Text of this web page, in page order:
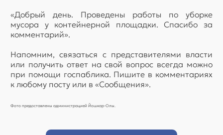
«Добрый день. Проведены работы по уборке
мусора у контейнерной площадки. Спасибо за
комментарий».
Напомним, связаться с представителями власти
или получить ответ на свой вопрос всегда можно
при помощи госпаблика. Пишите в комментариях
к любому посту или в «Сообщения».
Фото предоставлены администрацией Йошкар-Олы.